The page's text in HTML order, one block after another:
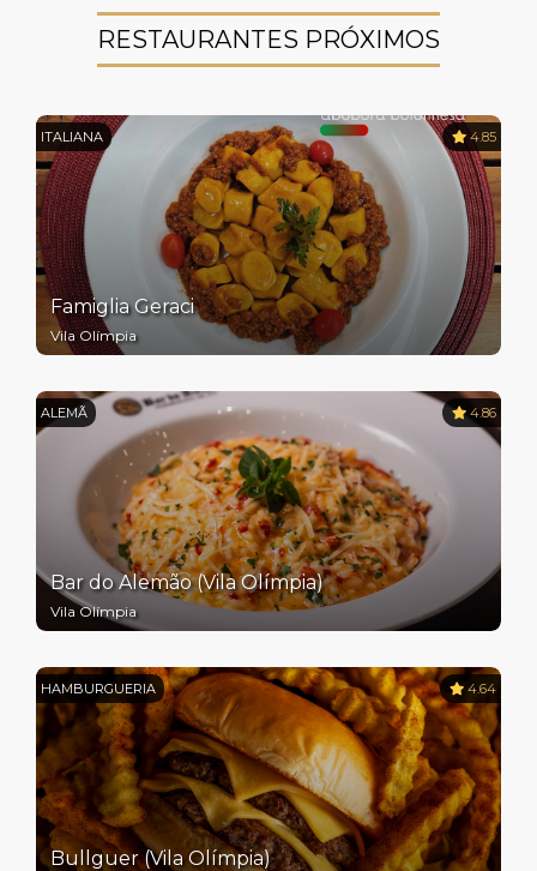
RESTAURANTES PRÓXIMOS
ITALIANA 4.85
Famiglia Geraci
Vila Olímpia
ALEMÃ 4.86
Bar do Alemão (Vila Olímpia)
Vila Olímpia
HAMBURGUERIA 4.64
Bullguer (Vila Olímpia)